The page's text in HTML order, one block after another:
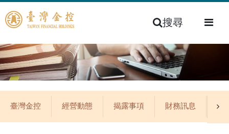
搜尋
臺灣金控 經營動態 揭露事項 財務訊息 公